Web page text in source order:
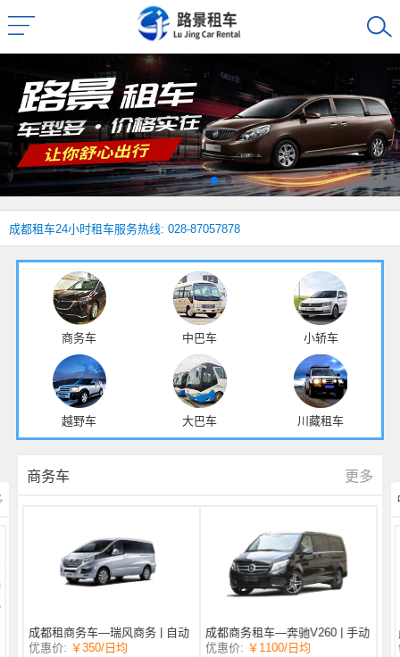
成都租车24小时租车服务热线: 028-87057878
商务车 中巴车 小轿车
越野车 大巴车 川藏租车
商务车 更多
成都租商务车—瑞风商务 | 自动
挡 | 7座
优惠价: ￥350/日均
成都商务租车—奔驰V260 | 手动
挡 |
优惠价: ￥1100/日均